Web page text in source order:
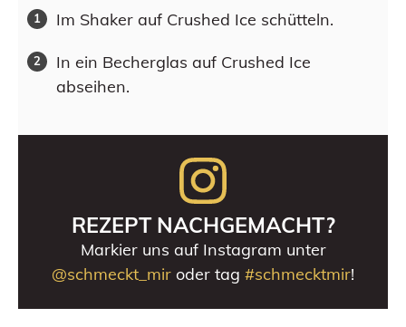
Im Shaker auf Crushed Ice schütteln.
In ein Becherglas auf Crushed Ice
abseihen.
REZEPT NACHGEMACHT?
Markier uns auf Instagram unter
@schmeckt_mir oder tag #schmecktmir!